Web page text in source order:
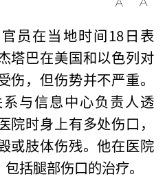
员在当地时间18日表
塔巴在美国和以色列对
，但伤势并不严重。
与信息中心负责人透
时身上有多处伤口，
或肢体伤残。他在医院
括腿部伤口的治疗。